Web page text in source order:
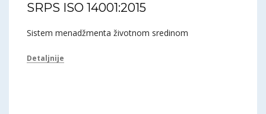
SRPS ISO 14001:2015
Sistem menadžmenta životnom sredinom
Detaljnije